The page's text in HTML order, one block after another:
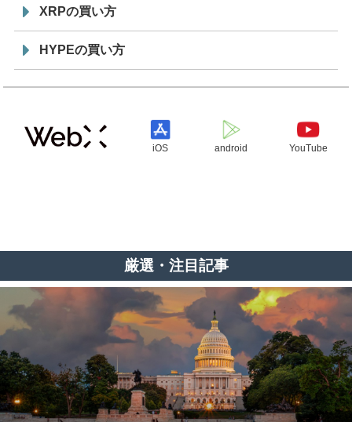
XRPの買い方
HYPEの買い方
iOS android YouTube
厳選・注目記事